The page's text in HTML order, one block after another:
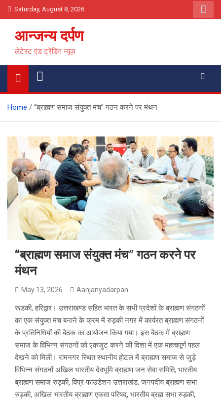
Skip
to
content
Saturday, August 8, 2026
आन्जन्य दर्पण
लेटेस्ट एंड ट्रेंडिंग न्यूज़
Home “ब्राह्मण समाज संयुक्त मंच” गठन करने पर मंथन
“ब्राह्मण समाज संयुक्त मंच” गठन करने पर
मंथन
May 13, 2026 Aanjanyadarpan
रूडकी, हरिद्वार। उत्तराखण्ड सहित भारत के सभी प्रदेशों के ब्राह्मण संगठनों
का एक संयुक्त मंच बनाने के क्रम में रुड़की नगर में कार्यरत ब्राह्मण संगठनों
के प्रतिनिधियों की बैठक का आयोजन किया गया। इस बैठक में ब्राह्मण
समाज के विभिन्न संगठनों को एकजुट करने की दिशा में एक महत्वपूर्ण पहल
देखने को मिली। रामनगर स्थित स्थानीय होटल में ब्राह्मण समाज से जुड़े
विभिन्न संगठनों अखिल भारतीय देवभूमि ब्राह्मण जन सेवा समिति, भारतीय
ब्राह्मण समाज रुड़की, विप्र फाउंडेशन उत्तराखंड, जनपदीय ब्राह्मण सभा
रुड़की, अखिल भारतीय ब्राह्मण एकता परिषद्, भारतीय ब्रह्म सभा रुड़की,